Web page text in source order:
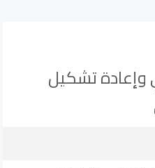
وإعادة تشكيل